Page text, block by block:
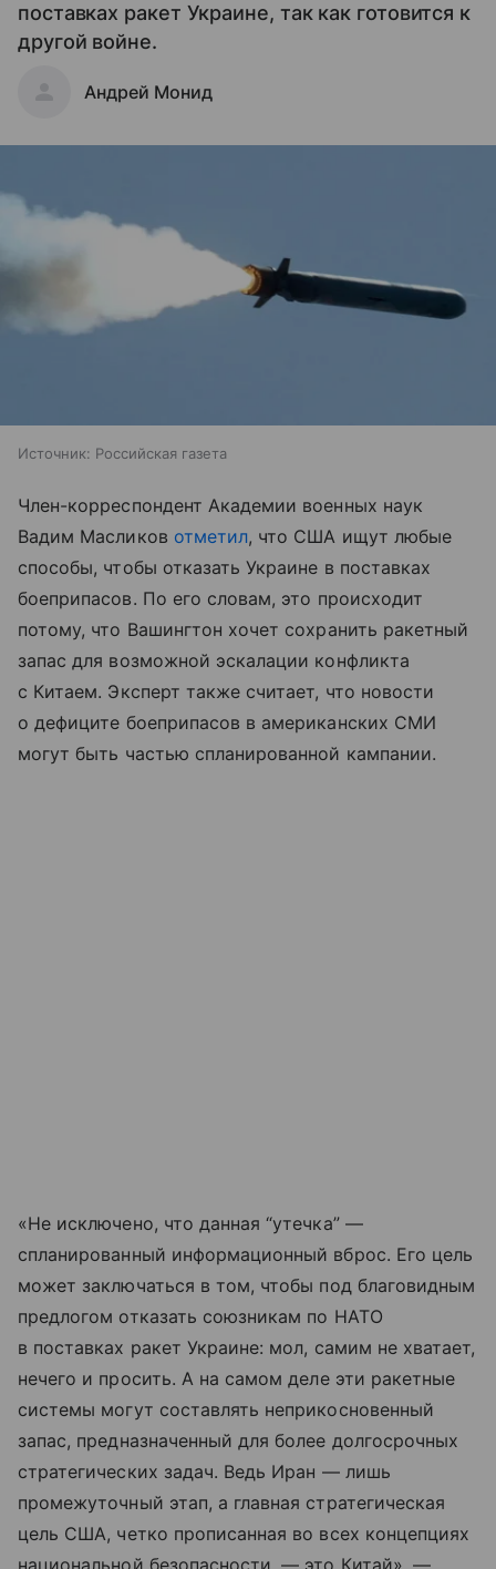
поставках ракет Украине, так как готовится к
другой войне.
Андрей Монид
Источник: Российская газета
Член-корреспондент Академии военных наук
Вадим Масликов отметил, что США ищут любые
способы, чтобы отказать Украине в поставках
боеприпасов. По его словам, это происходит
потому, что Вашингтон хочет сохранить ракетный
запас для возможной эскалации конфликта
с Китаем. Эксперт также считает, что новости
о дефиците боеприпасов в американских СМИ
могут быть частью спланированной кампании.
«Не исключено, что данная “утечка” —
спланированный информационный вброс. Его цель
может заключаться в том, чтобы под благовидным
предлогом отказать союзникам по НАТО
в поставках ракет Украине: мол, самим не хватает,
нечего и просить. А на самом деле эти ракетные
системы могут составлять неприкосновенный
запас, предназначенный для более долгосрочных
стратегических задач. Ведь Иран — лишь
промежуточный этап, а главная стратегическая
цель США, четко прописанная во всех концепциях
национальной безопасности, — это Китай», —